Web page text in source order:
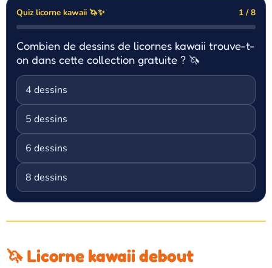
Quiz licorne kawaii 🦄✨ 1 / 8
Combien de dessins de licornes kawaii trouve-t-
on dans cette collection gratuite ? 🦄
4 dessins
5 dessins
6 dessins
8 dessins
🦄 Licorne kawaii debout